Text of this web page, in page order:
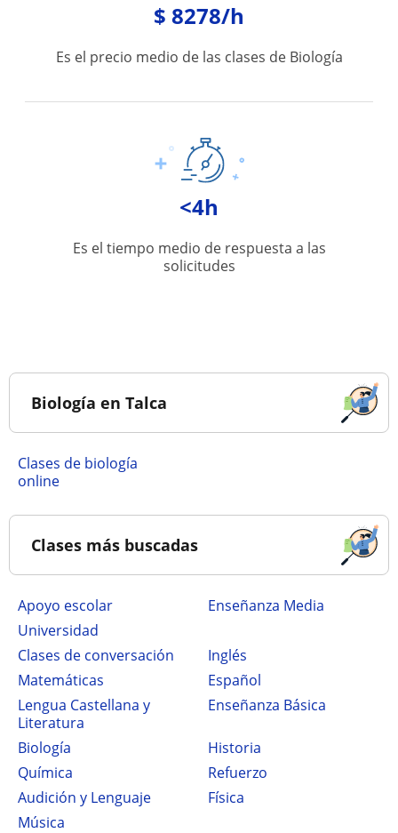
$ 8278/h
Es el precio medio de las clases de Biología
<4h
Es el tiempo medio de respuesta a las
solicitudes
Biología en Talca
Clases de biología
online
Clases más buscadas
Apoyo escolar
Enseñanza Media
Universidad
Clases de conversación
Inglés
Matemáticas
Español
Lengua Castellana y
Literatura
Enseñanza Básica
Biología
Historia
Química
Refuerzo
Audición y Lenguaje
Física
Música